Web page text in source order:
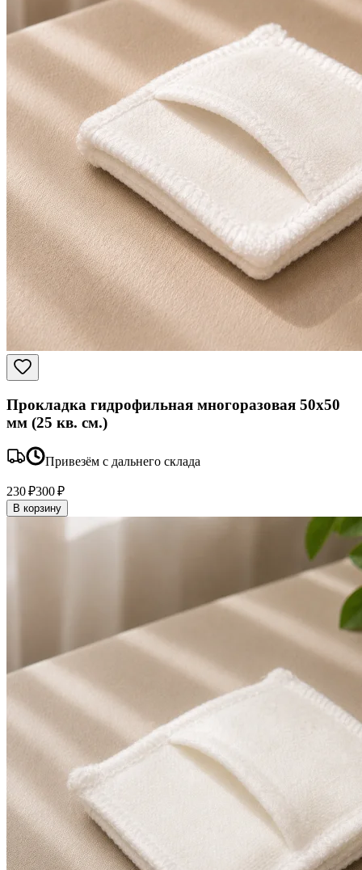
Прокладка гидрофильная многоразовая 50x50
мм (25 кв. см.)
Привезём с дальнего склада
230 ₽300 ₽
В корзину